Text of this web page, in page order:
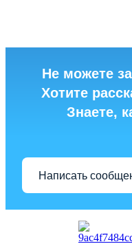
Не можете
Хотите
Знаете,
Написать